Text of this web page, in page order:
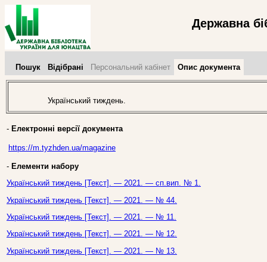
Державна
Пошук Відібрані Персональний кабінет Опис документа
Український тиждень.
- Електронні версії документа
https://m.tyzhden.ua/magazine
- Елементи набору
Український тиждень [Текст]. — 2021. — сп.вип. № 1.
Український тиждень [Текст]. — 2021. — № 44.
Український тиждень [Текст]. — 2021. — № 11.
Український тиждень [Текст]. — 2021. — № 12.
Український тиждень [Текст]. — 2021. — № 13.